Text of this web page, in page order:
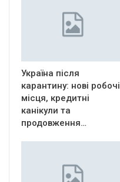
Україна після
карантину: нові робочі
місця, кредитні
канікули та
продовження…